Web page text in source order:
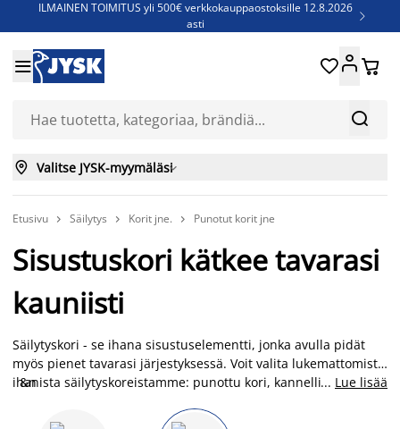
ILMAINEN TOIMITUS yli 500€ verkkokauppaostoksille 12.8.2026
asti

Jenkkisänkyjä - Säästä jopa 60%


 
 Valitse JYSK-myymäläsi
Etusivu  Säilytys  Korit jne.  Punotut korit jne
Sisustuskori kätkee tavarasi
kauniisti
Säilytyskori - se ihana sisustuselementti, jonka avulla pidät
myös pienet tavarasi järjestyksessä. Voit valita lukemattomista
ihanista säilytyskoreistamme: punottu kori, kannellinen
tavarat piiloon helposti ja ovat samalla myös kauniita
&n ... Lue lisää